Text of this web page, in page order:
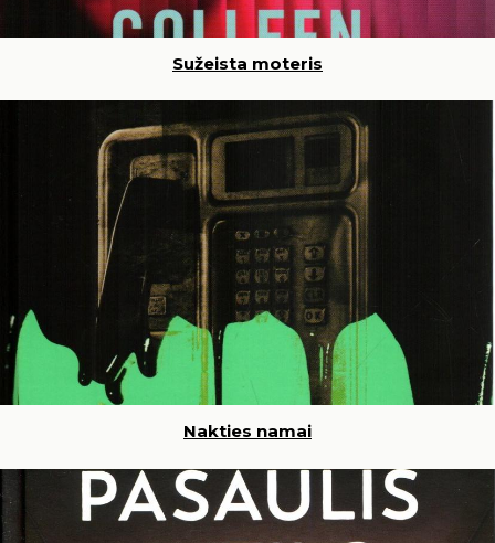
Sužeista moteris
Nakties namai